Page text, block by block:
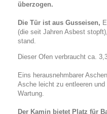
überzogen.
Die Tür ist aus Gusseisen,
(die seit Jahren Asbest
stand.
Dieser Ofen verbraucht ca.
Eins herausnehmbarer
Asche leicht zu entleeren und
Wartung.
Der Kamin bietet Platz für